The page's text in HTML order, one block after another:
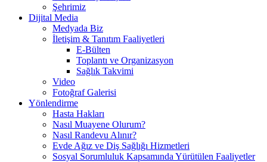
Şehrimiz
Dijital Media
Medyada Biz
İletişim & Tanıtım Faaliyetleri
E-Bülten
Toplantı ve Organizasyon
Sağlık Takvimi
Video
Fotoğraf Galerisi
Yönlendirme
Hasta Hakları
Nasıl Muayene Olurum?
Nasıl Randevu Alınır?
Evde Ağız ve Diş Sağlığı Hizmetleri
Sosyal Sorumluluk Kapsamında Yürütülen Faaliyetler